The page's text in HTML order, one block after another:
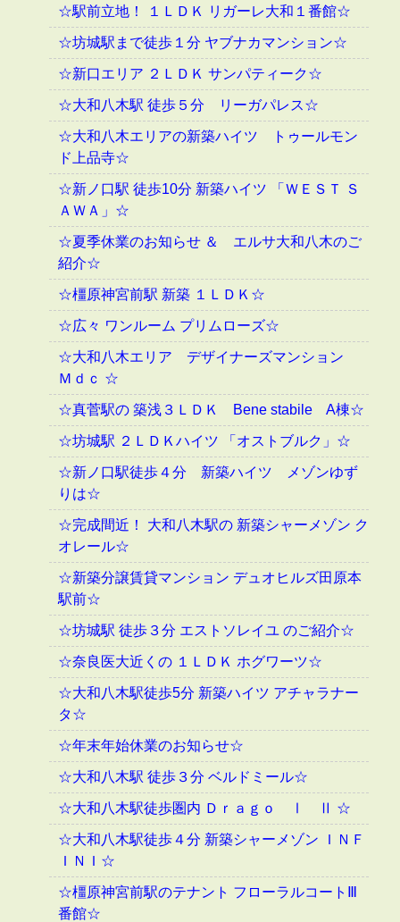
☆駅前立地！ １ＬＤＫ リガーレ大和１番館☆
☆坊城駅まで徒歩１分 ヤブナカマンション☆
☆新口エリア ２ＬＤＫ サンパティーク☆
☆大和八木駅 徒歩５分 リーガパレス☆
☆大和八木エリアの新築ハイツ トゥールモン
ド上品寺☆
☆新ノ口駅 徒歩10分 新築ハイツ 「ＷＥＳＴ Ｓ
ＡＷＡ」☆
☆夏季休業のお知らせ ＆ エルサ大和八木のご
紹介☆
☆橿原神宮前駅 新築 １ＬＤＫ☆
☆広々 ワンルーム プリムローズ☆
☆大和八木エリア デザイナーズマンション
Ｍｄｃ ☆
☆真菅駅の 築浅３ＬＤＫ Bene stabile A棟☆
☆坊城駅 ２ＬＤＫハイツ 「オストブルク」☆
☆新ノ口駅徒歩４分 新築ハイツ メゾンゆず
りは☆
☆完成間近！ 大和八木駅の 新築シャーメゾン ク
オレール☆
☆新築分譲賃貸マンション デュオヒルズ田原本
駅前☆
☆坊城駅 徒歩３分 エストソレイユ のご紹介☆
☆奈良医大近くの １ＬＤＫ ホグワーツ☆
☆大和八木駅徒歩5分 新築ハイツ アチャラナー
タ☆
☆年末年始休業のお知らせ☆
☆大和八木駅 徒歩３分 ベルドミール☆
☆大和八木駅徒歩圏内 Ｄｒａｇｏ Ⅰ Ⅱ ☆
☆大和八木駅徒歩４分 新築シャーメゾン ＩＮＦ
ＩＮＩ☆
☆橿原神宮前駅のテナント フローラルコートⅢ
番館☆